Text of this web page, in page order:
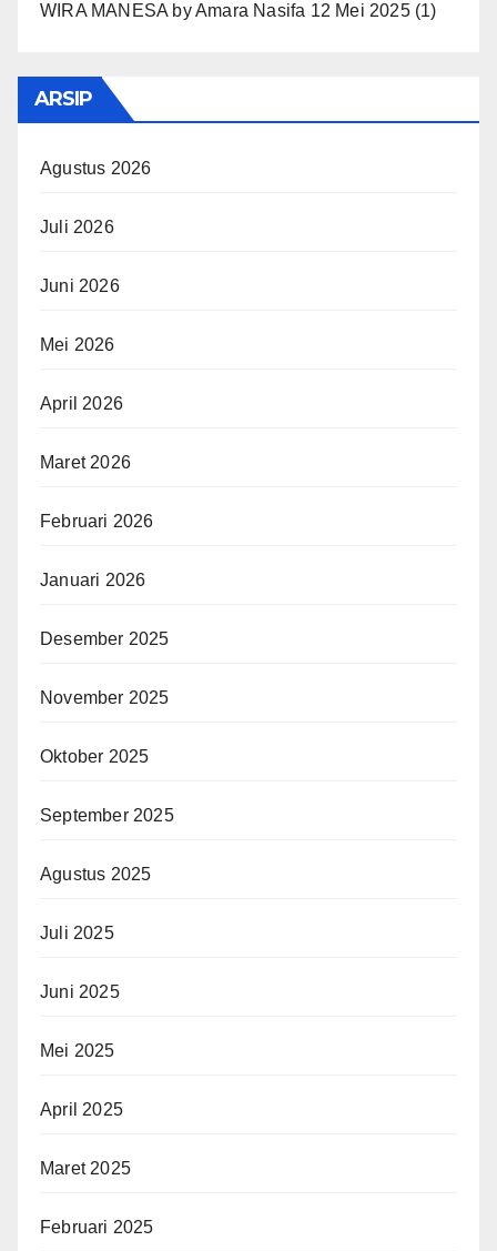
WIRA MANESA byAmara Nasifa 12 Mei 2025 (1)
ARSIP
Agustus 2026
Juli 2026
Juni 2026
Mei 2026
April 2026
Maret 2026
Februari 2026
Januari 2026
Desember 2025
November 2025
Oktober 2025
September 2025
Agustus 2025
Juli 2025
Juni 2025
Mei 2025
April 2025
Maret 2025
Februari 2025